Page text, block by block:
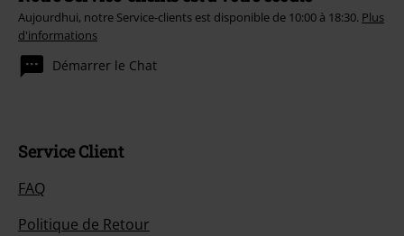
Aujourdhui, notre Service-clients est disponible de 10:00 à 18:30. Plus
d'informations
Démarrer le Chat
Service Client
FAQ
Politique de Retour